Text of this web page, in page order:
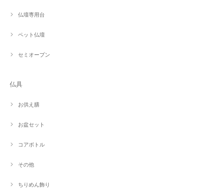
仏壇専用台
ペット仏壇
セミオープン
仏具
お供え膳
お盆セット
コアボトル
その他
ちりめん飾り